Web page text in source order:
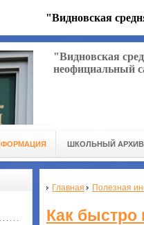
"Видновская
"Видновская
неофициальный
ШКОЛЬНЫЙ АРХИВ
Главная Полезная
Как быстро